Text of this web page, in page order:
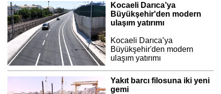
Kocaeli Darıca’ya
Büyükşehir'den modern
ulaşım yatırımı
Kocaeli Darıca’ya
Büyükşehir'den modern
ulaşım yatırımı
Yakıt barcı filosuna iki yeni
gemi